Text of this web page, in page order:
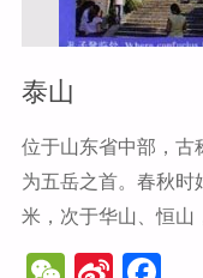
泰山
位于山东省中部，古
为五岳之首。春秋时
米，次于华山、恒山